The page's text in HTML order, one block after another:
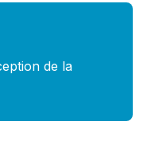
de la